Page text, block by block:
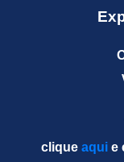
clique aquie